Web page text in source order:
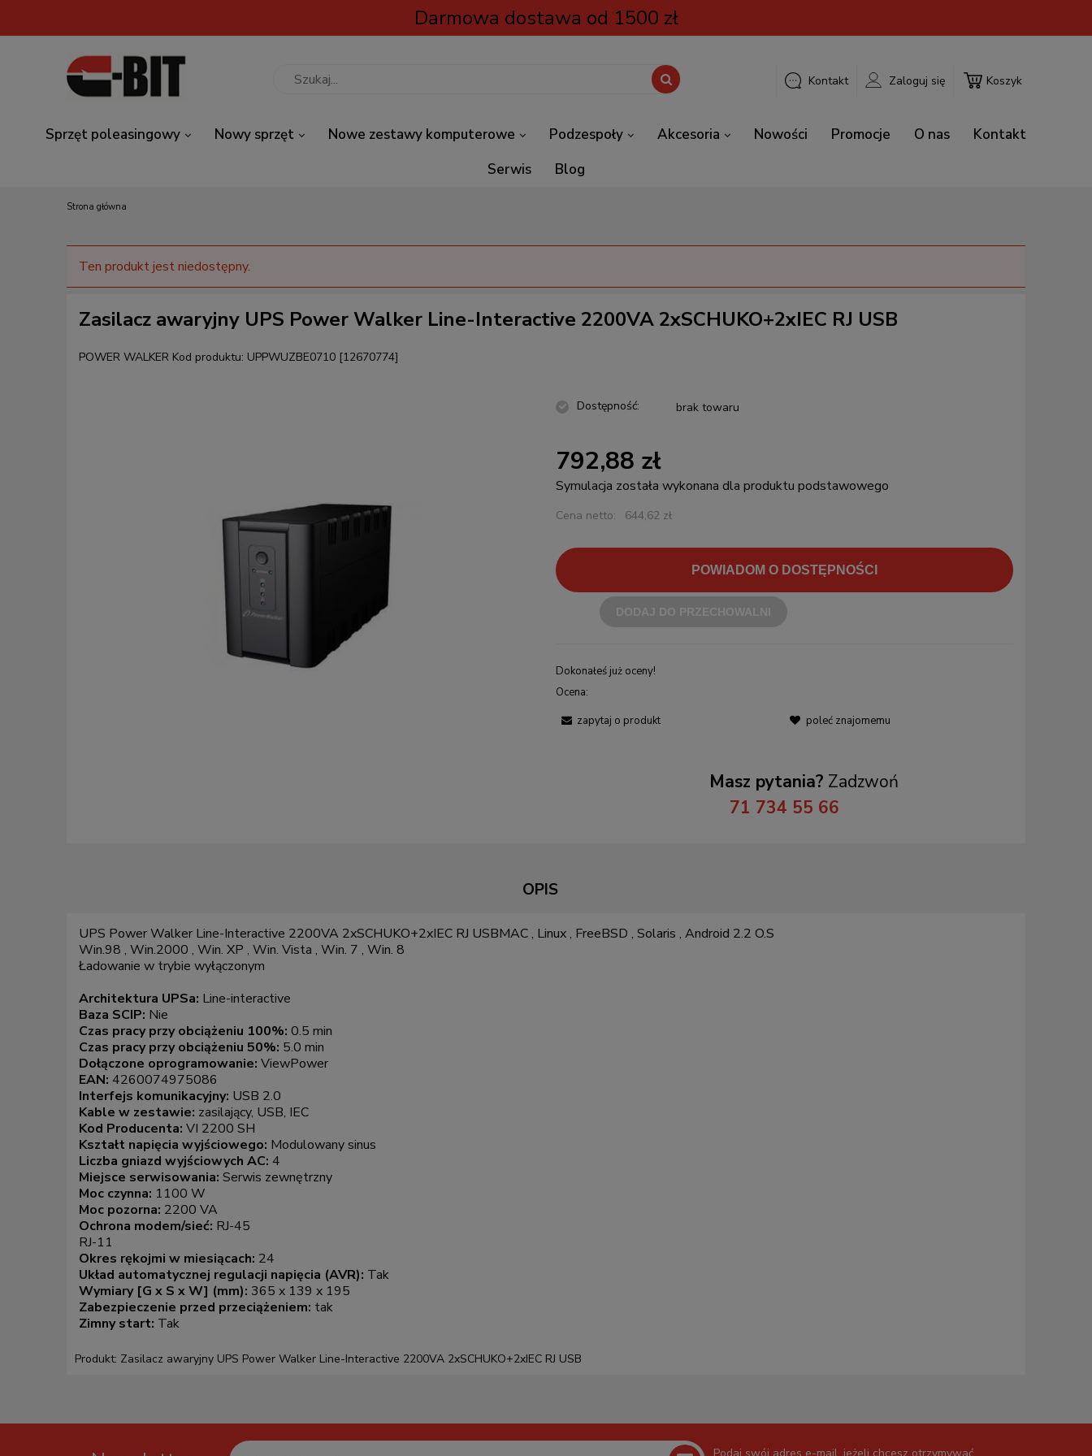
Darmowa dostawa od 1500 zł
Koszyk
Kontakt Zaloguj się
Sprzęt poleasingowy Nowy sprzęt Nowe zestawy komputerowe Podzespoły Akcesoria Nowości Promocje O nas
Kontakt
Serwis
Blog
Strona główna
Ten produkt jest niedostępny.
Zasilacz awaryjny UPS Power Walker Line-Interactive 2200VA 2xSCHUKO+2xIEC RJ USB
POWER WALKER Kod produktu: UPPWUZBE0710 [12670774]
Dostępność: brak towaru
792,88 zł
Symulacja została wykonana dla produktu podstawowego
Cena netto: 644,62 zł
POWIADOM O DOSTĘPNOŚCI
Dokonałeś już oceny!
Ocena:
zapytaj o produkt
poleć znajomemu
Masz pytania? Zadzwoń
71 734 55 66
OPIS
UPS Power Walker Line-Interactive 2200VA 2xSCHUKO+2xIEC RJ USBMAC , Linux , FreeBSD , Solaris , Android 2.2 O.S
Win.98 , Win.2000 , Win. XP , Win. Vista , Win. 7 , Win. 8
Ładowanie w trybie wyłączonym
Architektura UPSa: Line-interactive
Baza SCIP: Nie
Czas pracy przy obciążeniu 100%: 0.5 min
Czas pracy przy obciążeniu 50%: 5.0 min
Dołączone oprogramowanie: ViewPower
EAN: 4260074975086
Interfejs komunikacyjny: USB 2.0
Kable w zestawie: zasilający, USB, IEC
Kod Producenta: VI 2200 SH
Kształt napięcia wyjściowego: Modulowany sinus
Liczba gniazd wyjściowych AC: 4
Miejsce serwisowania: Serwis zewnętrzny
Moc czynna: 1100 W
Moc pozorna: 2200 VA
Ochrona modem/sieć: RJ-45
RJ-11
Okres rękojmi w miesiącach: 24
Układ automatycznej regulacji napięcia (AVR): Tak
Wymiary [G x S x W] (mm): 365 x 139 x 195
Zabezpieczenie przed przeciążeniem: tak
Zimny start: Tak
Produkt: Zasilacz awaryjny UPS Power Walker Line-Interactive 2200VA 2xSCHUKO+2xIEC RJ USB
Podaj swój adres e-mail, jeżeli chcesz otrzymywać